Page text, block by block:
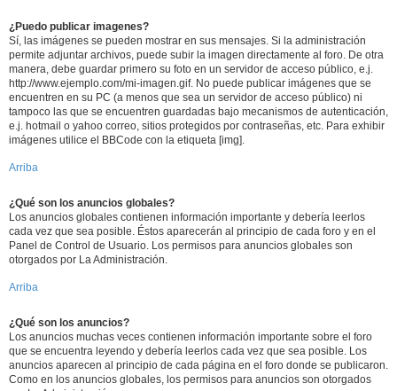
¿Puedo publicar imagenes?
Sí, las imágenes se pueden mostrar en sus mensajes. Si la administración
permite adjuntar archivos, puede subir la imagen directamente al foro. De otra
manera, debe guardar primero su foto en un servidor de acceso público, e.j.
http://www.ejemplo.com/mi-imagen.gif. No puede publicar imágenes que se
encuentren en su PC (a menos que sea un servidor de acceso público) ni
tampoco las que se encuentren guardadas bajo mecanismos de autenticación,
e.j. hotmail o yahoo correo, sitios protegidos por contraseñas, etc. Para exhibir
imágenes utilice el BBCode con la etiqueta [img].
Arriba
¿Qué son los anuncios globales?
Los anuncios globales contienen información importante y debería leerlos
cada vez que sea posible. Éstos aparecerán al principio de cada foro y en el
Panel de Control de Usuario. Los permisos para anuncios globales son
otorgados por La Administración.
Arriba
¿Qué son los anuncios?
Los anuncios muchas veces contienen información importante sobre el foro
que se encuentra leyendo y debería leerlos cada vez que sea posible. Los
anuncios aparecen al principio de cada página en el foro donde se publicaron.
Como en los anuncios globales, los permisos para anuncios son otorgados